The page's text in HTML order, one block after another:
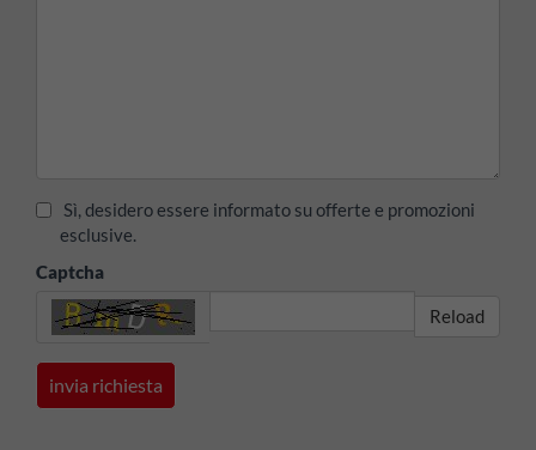
Sì, desidero essere informato su offerte e promozioni
esclusive.
Captcha
Reload